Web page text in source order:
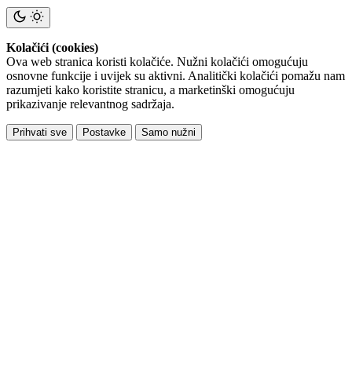
Kolačići (cookies)
Ova web stranica koristi kolačiće. Nužni kolačići omogućuju
osnovne funkcije i uvijek su aktivni. Analitički kolačići pomažu nam
razumjeti kako koristite stranicu, a marketinški omogućuju
prikazivanje relevantnog sadržaja.
Prihvati sve Postavke Samo nužni